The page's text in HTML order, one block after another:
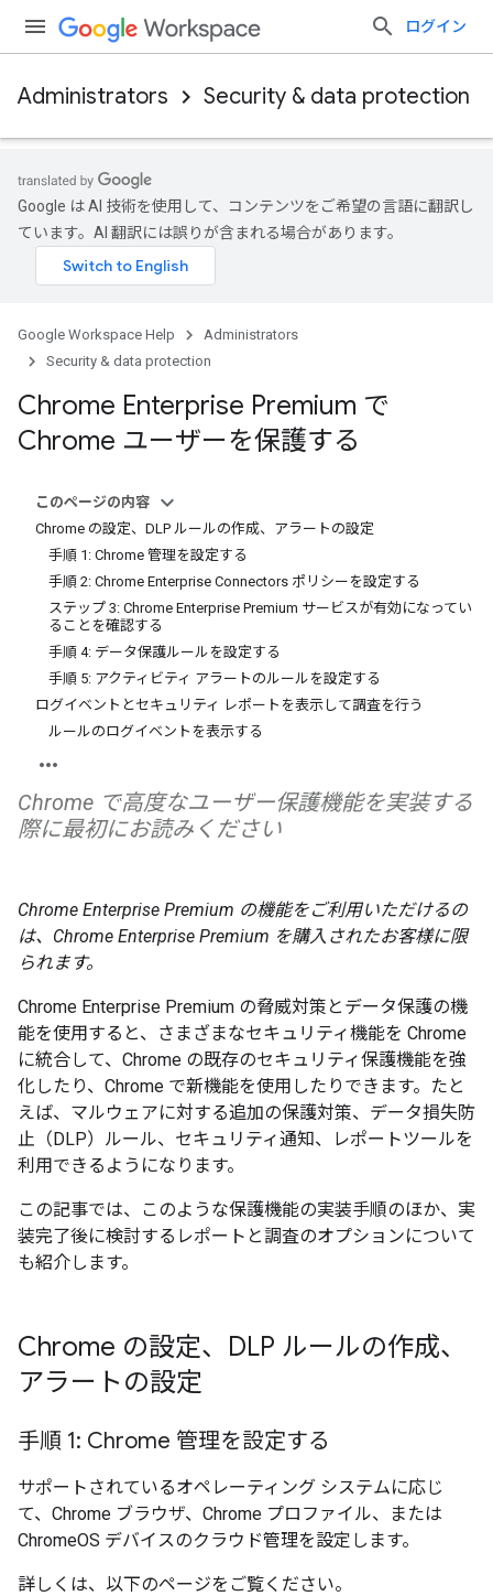
ログイン
Administrators Security & data protection
Google は AI 技術を使用して、コンテンツをご希望の言語に翻訳し
ています。AI 翻訳には誤りが含まれる場合があります。
Google Workspace Help
Administrators
Security & data protection
Chrome Enterprise Premium で
Chrome ユーザーを保護する
このページの内容
Chrome の設定、DLP ルールの作成、アラートの設定
手順 1: Chrome 管理を設定する
手順 2: Chrome Enterprise Connectors ポリシーを設定する
ステップ 3: Chrome Enterprise Premium サービスが有効になってい
ることを確認する
手順 4: データ保護ルールを設定する
手順 5: アクティビティ アラートのルールを設定する
ログイベントとセキュリティ レポートを表示して調査を行う
ルールのログイベントを表示する
Chrome で高度なユーザー保護機能を実装する
際に最初にお読みください
Chrome Enterprise Premium の機能をご利用いただけるの
は、Chrome Enterprise Premium を購入されたお客様に限
られます。
Chrome Enterprise Premium の脅威対策とデータ保護の機
能を使用すると、さまざまなセキュリティ機能を Chrome
に統合して、Chrome の既存のセキュリティ保護機能を強
化したり、Chrome で新機能を使用したりできます。たと
えば、マルウェアに対する追加の保護対策、データ損失防
止（DLP）ルール、セキュリティ通知、レポートツールを
利用できるようになります。
この記事では、このような保護機能の実装手順のほか、実
装完了後に検討するレポートと調査のオプションについて
も紹介します。
Chrome の設定、DLP ルールの作成、
アラートの設定
手順 1: Chrome 管理を設定する
サポートされているオペレーティング システムに応じ
て、Chrome ブラウザ、Chrome プロファイル、または
ChromeOS デバイスのクラウド管理を設定します。
詳しくは、以下のページをご覧ください。